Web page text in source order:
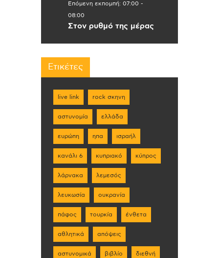
Επόμενη εκπομπή: 07:00 -
08:00
Στον ρυθμό της μέρας
Ετικέτες
live link rock σκηνη
αστυνομία ελλάδα
ευρώπη ηπα ισραήλ
κανάλι 6 κυπριακό κύπρος
λάρνακα λεμεσός
λευκωσία ουκρανία
πάφος τουρκία ένθετα
αθλητικά απόψεις
αστυνομικά βιβλίο διεθνή